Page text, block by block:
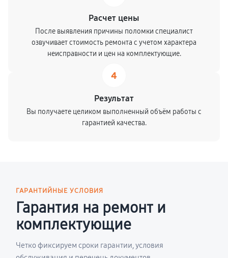
Расчет цены
После выявления причины поломки специалист
озвучивает стоимость ремонта с учетом характера
неисправности и цен на комплектующие.
4
Результат
Вы получаете целиком выполненный объём работы с
гарантией качества.
ГАРАНТИЙНЫЕ УСЛОВИЯ
Гарантия на ремонт и
комплектующие
Четко фиксируем сроки гарантии, условия